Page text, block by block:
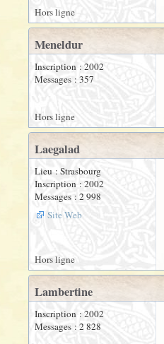
Hors ligne
Meneldur
Inscription : 2002
Messages : 357
Hors ligne
Laegalad
Lieu : Strasbourg
Inscription : 2002
Messages : 2 998
Site Web
Hors ligne
Lambertine
Inscription : 2002
Messages : 2 828